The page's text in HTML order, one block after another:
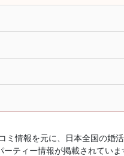
情報を元に、日本全国の婚
ティー情報が掲載されてい